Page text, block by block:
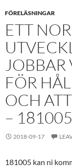
FÖRELÄSNINGAR
ETT
JOBBAR
FÖR
OCH
– 181005
2018-09-17
181005 kan ni